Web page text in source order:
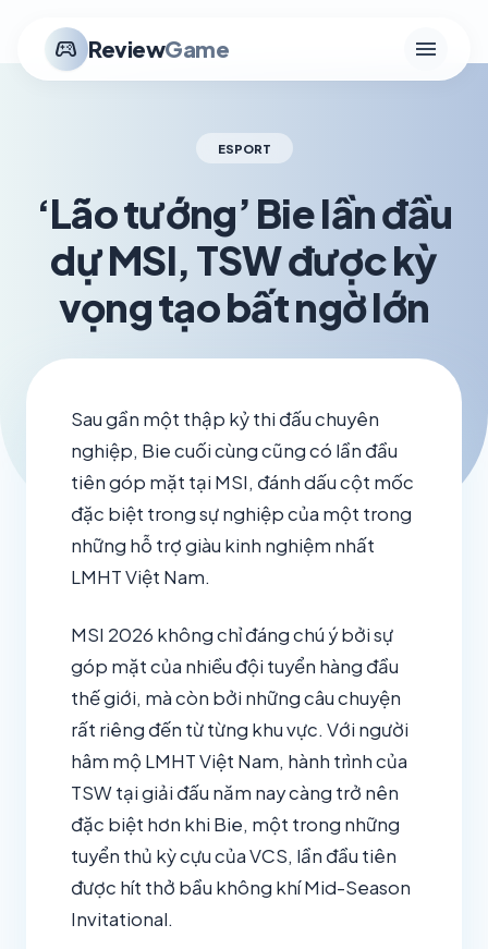
stadia_controller ReviewGame menu
ESPORT
‘Lão tướng’ Bie lần đầu
dự MSI, TSW được kỳ
vọng tạo bất ngờ lớn
Sau gần một thập kỷ thi đấu chuyên
nghiệp, Bie cuối cùng cũng có lần đầu
tiên góp mặt tại MSI, đánh dấu cột mốc
đặc biệt trong sự nghiệp của một trong
những hỗ trợ giàu kinh nghiệm nhất
LMHT Việt Nam.
MSI 2026 không chỉ đáng chú ý bởi sự
góp mặt của nhiều đội tuyển hàng đầu
thế giới, mà còn bởi những câu chuyện
rất riêng đến từ từng khu vực. Với người
hâm mộ LMHT Việt Nam, hành trình của
TSW tại giải đấu năm nay càng trở nên
đặc biệt hơn khi Bie, một trong những
tuyển thủ kỳ cựu của VCS, lần đầu tiên
được hít thở bầu không khí Mid-Season
Invitational.